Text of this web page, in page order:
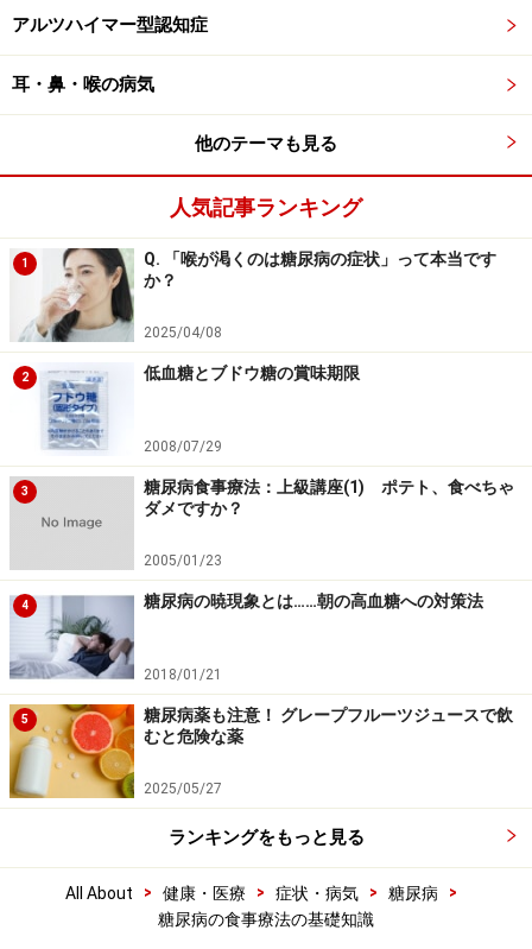
アルツハイマー型認知症
耳・鼻・喉の病気
他のテーマも見る
人気記事ランキング
1
Q. 「喉が渇くのは糖尿病の症状」って本当です
か？
2025/04/08
2 低血糖とブドウ糖の賞味期限
2008/07/29
3
糖尿病食事療法：上級講座(1) ポテト、食べちゃ
ダメですか？
2005/01/23
4 糖尿病の暁現象とは……朝の高血糖への対策法
2018/01/21
5
糖尿病薬も注意！ グレープフルーツジュースで飲
むと危険な薬
2025/05/27
ランキングをもっと見る
All About > 健康・医療 > 症状・病気 > 糖尿病
>
糖尿病の食事療法の基礎知識